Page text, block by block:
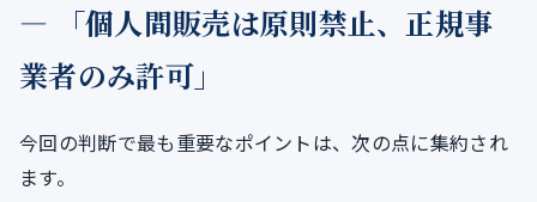
― 「個人間販売は原則禁止、正規事
業者のみ許可」
今回の判断で最も重要なポイントは、次の点に集約され
ます。